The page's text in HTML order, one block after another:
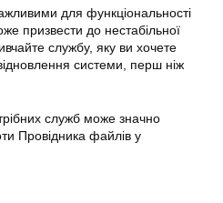
для функціональності
призвести до нестабільної
службу, яку ви хочете
системи, перш ніж
служб може значно
Провідника файлів у